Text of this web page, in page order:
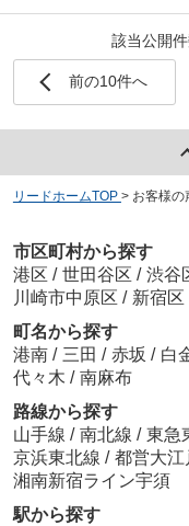
該当公開件
前の10件へ
リードホームTOP > お客様の
市区町村から探す
港区 / 世田谷区 / 渋谷
川崎市中原区 / 新宿区
町名から探す
港南 / 三田 / 赤坂 / 白
代々木 / 南麻布
路線から探す
山手線 / 南北線 / 東急
京浜東北線 / 都営大江
湘南新宿ライン宇須
駅から探す